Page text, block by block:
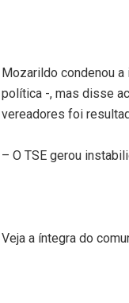
Mozarildo condenou
política -, mas disse
vereadores foi
– O TSE gerou
Veja a íntegra do